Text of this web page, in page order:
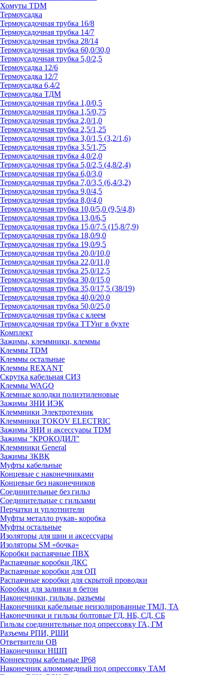
Хомуты TDM
Термоусадка
Термоусадочная трубка 16/8
Термоусадочная трубка 14/7
Термоусадочная трубка 28/14
Термоусадочная трубка 60,0/30,0
Термоусадочная трубка 5,0/2,5
Термоусадка 12/6
Термоусадка 12/7
Термоусадка 6,4/2
Термоусадка ТДМ
Термоусадочная трубка 1,0/0,5
Термоусадочная трубка 1,5/0,75
Термоусадочная трубка 2,0/1,0
Термоусадочная трубка 2,5/1,25
Термоусадочная трубка 3,0/1,5 (3,2/1,6)
Термоусадочная трубка 3,5/1,75
Термоусадочная трубка 4,0/2,0
Термоусадочная трубка 5,0/2,5 (4,8/2,4)
Термоусадочная трубка 6,0/3,0
Термоусадочная трубка 7,0/3,5 (6,4/3,2)
Термоусадочная трубка 9,0/4,5
Термоусадочная трубка 8,0/4,0
Термоусадочная трубка 10,0/5,0 (9,5/4,8)
Термоусадочная трубка 13,0/6,5
Термоусадочная трубка 15,0/7,5 (15,8/7,9)
Термоусадочная трубка 18,0/9,0
Термоусадочная трубка 19,0/9,5
Термоусадочная трубка 20,0/10,0
Термоусадочная трубка 22,0/11,0
Термоусадочная трубка 25,0/12,5
Термоусадочная трубка 30,0/15,0
Термоусадочная трубка 35,0/17,5 (38/19)
Термоусадочная трубка 40,0/20,0
Термоусадочная трубка 50,0/25,0
Термоусадочная трубка с клеем
Термоусадочная трубка ТТУнг в бухте
Комплект
Зажимы, клеммники, клеммы
Клеммы TDM
Клеммы остальные
Клеммы REXANT
Скрутка кабельная СИЗ
Клеммы WAGO
Клемные колодки полиэтиленовые
Зажимы ЗНИ ИЭК
Клеммники Электротехник
Клеммники TOKOV ELECTRIC
Зажимы ЗНИ и аксессуары TDM
Зажимы "КРОКОДИЛ"
Клеммники General
Зажимы 3КВК
Муфты кабельные
Концевые с наконечниками
Концевые без наконечников
Соединительные без гильз
Соединительные с гильзами
Перчатки и уплотнители
Муфты металло рукав- коробка
Муфты остальные
Изоляторы для шин и аксессуары
Изоляторы SM «бочка»
Коробки распаячные ПВХ
Распаячные коробки ДКС
Распаячные коробки для ОП
Распаячные коробки для скрытой проводки
Коробки для заливки в бетон
Наконечники, гильзы, разъемы
Наконечники кабельные неизолированные ТМЛ, ТА
Наконечники и гильзы болтовые ГД, НБ, СД, СБ
Гильзы соединительные под опрессовку ГА, ГМ
Разъемы РПИ, РШИ
Ответвители ОВ
Наконечники НШП
Коннекторы кабельные IP68
Наконечник алюмомедный под опрессовку ТАМ